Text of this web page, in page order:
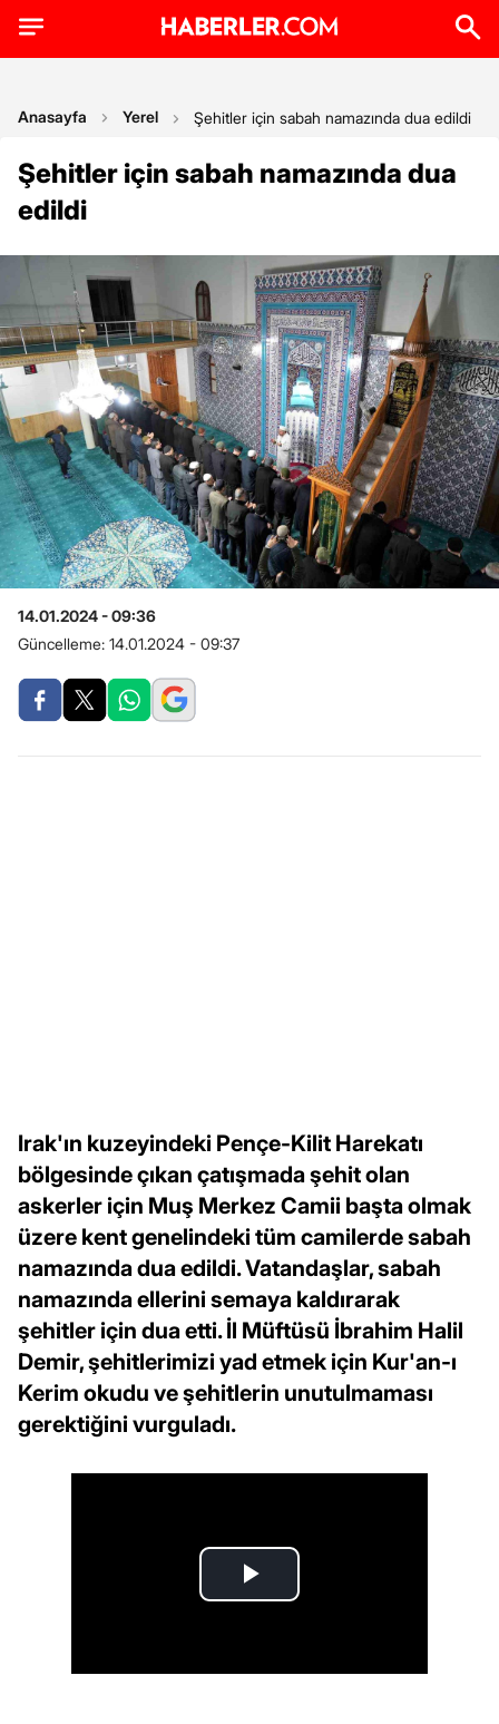
Anasayfa Yerel Şehitler için sabah namazında dua edildi
Şehitler için sabah namazında dua
edildi
14.01.2024 - 09:36
Güncelleme: 14.01.2024 - 09:37
Irak'ın kuzeyindeki Pençe-Kilit Harekatı
bölgesinde çıkan çatışmada şehit olan
askerler için Muş Merkez Camii başta olmak
üzere kent genelindeki tüm camilerde sabah
namazında dua edildi. Vatandaşlar, sabah
namazında ellerini semaya kaldırarak
şehitler için dua etti. İl Müftüsü İbrahim Halil
Demir, şehitlerimizi yad etmek için Kur'an-ı
Kerim okudu ve şehitlerin unutulmaması
gerektiğini vurguladı.